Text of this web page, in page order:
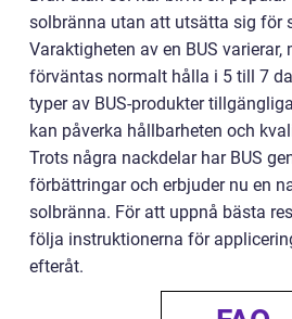
solbränna utan att utsätta sig för
Varaktigheten av en BUS varierar,
förväntas normalt hålla i 5 till 7
typer av BUS-produkter
kan påverka hållbarheten och
Trots några nackdelar har BUS
förbättringar och erbjuder nu en
solbränna. För att uppnå bästa
följa instruktionerna för
efteråt.